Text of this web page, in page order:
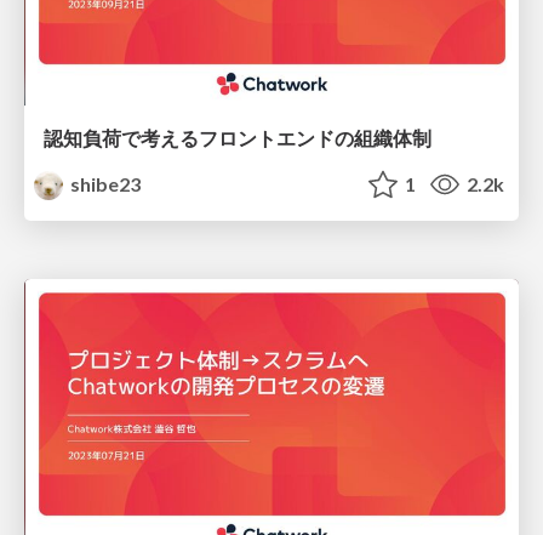
認知負荷で考えるフロントエンドの組織体制
shibe23
1 2.2k